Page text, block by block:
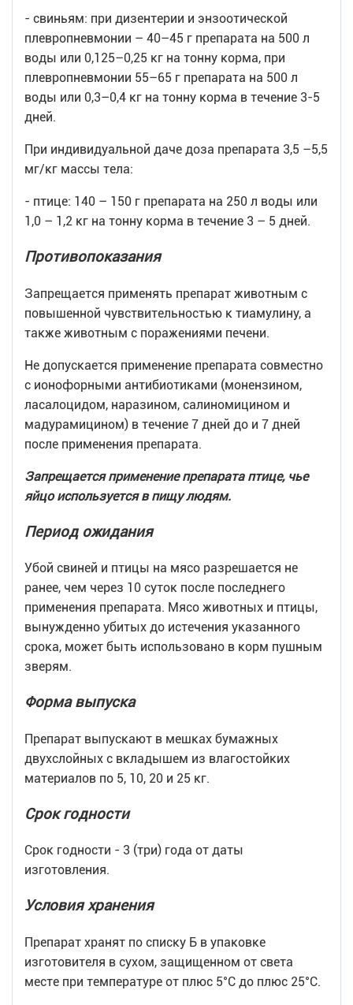
- свиньям: при дизентерии и энзоотической
плевропневмонии – 40–45 г препарата на 500 л
воды или 0,125–0,25 кг на тонну корма, при
плевропневмонии 55–65 г препарата на 500 л
воды или 0,3–0,4 кг на тонну корма в течение 3-5
дней.
При индивидуальной даче доза препарата 3,5 –5,5
мг/кг массы тела:
- птице: 140 – 150 г препарата на 250 л воды или
1,0 – 1,2 кг на тонну корма в течение 3 – 5 дней.
Противопоказания
Запрещается применять препарат животным с
повышенной чувствительностью к тиамулину, а
также животным с поражениями печени.
Не допускается применение препарата совместно
с ионофорными антибиотиками (монензином,
ласалоцидом, наразином, салиномицином и
мадурамицином) в течение 7 дней до и 7 дней
после применения препарата.
Запрещается применение препарата птице, чье
яйцо используется в пищу людям.
Период ожидания
Убой свиней и птицы на мясо разрешается не
ранее, чем через 10 суток после последнего
применения препарата. Мясо животных и птицы,
вынужденно убитых до истечения указанного
срока, может быть использовано в корм пушным
зверям.
Форма выпуска
Препарат выпускают в мешках бумажных
двухслойных с вкладышем из влагостойких
материалов по 5, 10, 20 и 25 кг.
Срок годности
Срок годности - 3 (три) года от даты
изготовления.
Условия хранения
Препарат хранят по списку Б в упаковке
изготовителя в сухом, защищенном от света
месте при температуре от плюс 5°С до плюс 25°С.